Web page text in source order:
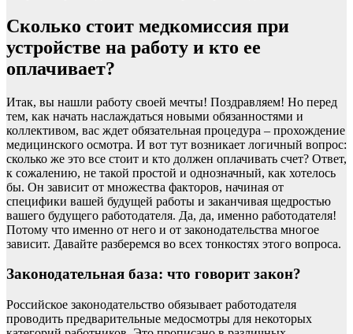
Сколько стоит медкомиссия при
устройстве на работу и кто ее
оплачивает?
Итак, вы нашли работу своей мечты! Поздравляем! Но перед
тем, как начать наслаждаться новыми обязанностями и
коллективом, вас ждет обязательная процедура – прохождение
медицинского осмотра. И вот тут возникает логичный вопрос:
сколько же это все стоит и кто должен оплачивать счет? Ответ,
к сожалению, не такой простой и однозначный, как хотелось
бы. Он зависит от множества факторов, начиная от
специфики вашей будущей работы и заканчивая щедростью
вашего будущего работодателя. Да, да, именно работодателя!
Потому что именно от него и от законодательства многое
зависит. Давайте разберемся во всех тонкостях этого вопроса.
Законодательная база: что говорит закон?
Российское законодательство обязывает работодателя
проводить предварительные медосмотры для некоторых